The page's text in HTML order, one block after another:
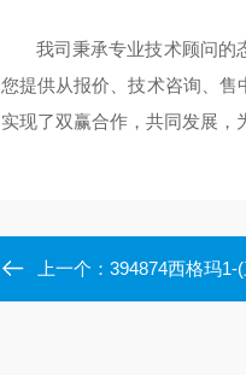
我司秉承专业技术顾问的态
您提供从报价、技术咨询、售
实现了双赢合作，共同发展，
上一个： 394874西格玛1-